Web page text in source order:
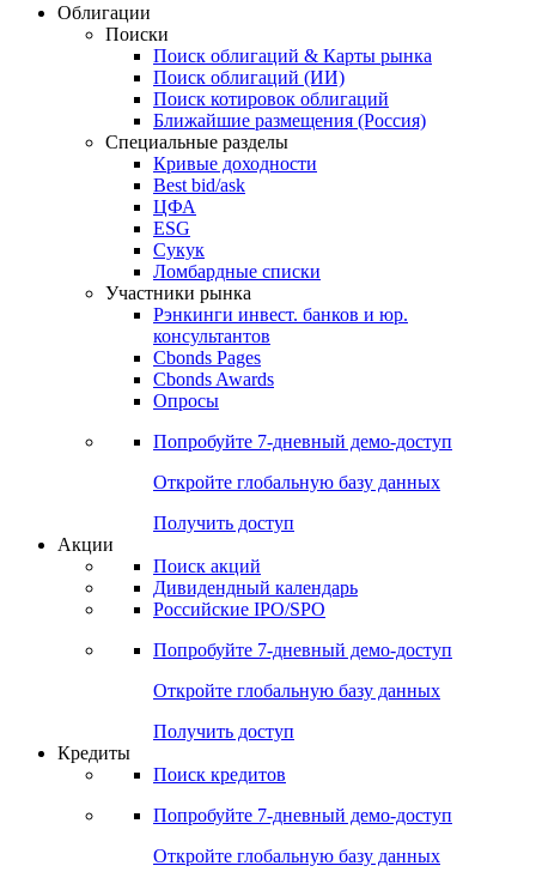
Облигации
Поиски
Поиск облигаций & Карты рынка
Поиск облигаций (ИИ)
Поиск котировок облигаций
Ближайшие размещения (Россия)
Специальные разделы
Кривые доходности
Best bid/ask
ЦФА
ESG
Сукук
Ломбардные списки
Участники рынка
Рэнкинги инвест. банков и юр.
консультантов
Cbonds Pages
Cbonds Awards
Опросы
Попробуйте 7-дневный демо-доступ
Откройте глобальную базу данных
Получить доступ
Акции
Поиск акций
Дивидендный календарь
Российские IPO/SPO
Попробуйте 7-дневный демо-доступ
Откройте глобальную базу данных
Получить доступ
Кредиты
Поиск кредитов
Попробуйте 7-дневный демо-доступ
Откройте глобальную базу данных